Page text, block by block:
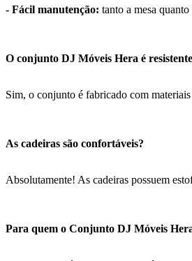
- Fácil manutenção: tanto a mesa
O conjunto DJ Móveis Hera é
Sim, o conjunto é fabricado com
As cadeiras são confortáveis?
Absolutamente! As cadeiras possuem
Para quem o Conjunto DJ Móveis